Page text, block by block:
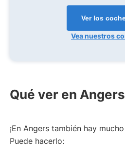
Ver los
Vea nuestros
Qué ver en
¡En Angers también hay
Puede hacerlo: